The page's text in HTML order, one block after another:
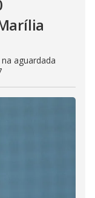
aguardada